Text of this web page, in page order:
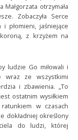
otrzymała
Zobaczyła Serce
płomieni, jaśniejące
z krzyżem na
ludzie Go miłowali i
wraz ze wszystkimi
i zbawienia. „To
ostatnim wysiłkiem
w czasach
dokładniej określony
do ludzi, której